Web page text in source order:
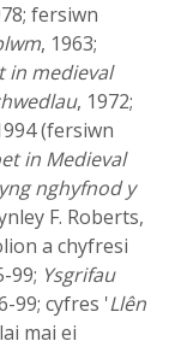
fersiwn
, 1963;
in medieval
, 1972;
(fersiwn
in Medieval
nghyfnod y
F. Roberts,
a chyfresi
99; Ysgrifau
99; cyfres 'Llên
mai ei